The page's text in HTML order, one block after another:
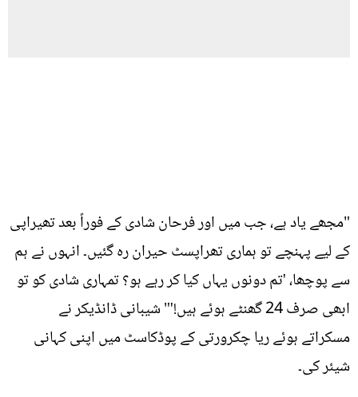
"مجھے یاد ہے، جب میں اور فرحان شادی کے فوراً بعد تھیراپی
کے لیے پہنچے تو ہماری تھراپسٹ حیران رہ گئیں۔ انہوں نے ہم
سے پوچھا، 'تم دونوں یہاں کیا کر رہے ہو؟ تمہاری شادی کو تو
ابھی صرف 24 گھنٹے ہوئے ہیں!'" شیبانی ڈانڈیکر نے
مسکراتے ہوئے ریا چکرورتی کے پوڈکاسٹ میں اپنی کہانی
شیئر کی۔